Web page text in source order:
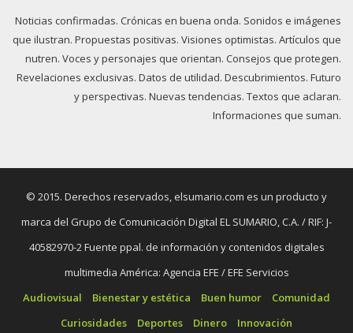
Noticias confirmadas. Crónicas en buena onda. Sonidos e imágenes
que ilustran. Propuestas positivas. Visiones optimistas. Artículos que
nutren. Voces y personajes que orientan. Consejos que protegen.
Revelaciones exclusivas. Datos de utilidad. Descubrimientos. Futuro
y perspectivas. Nuevas tendencias. Textos que aclaran.
Informaciones que suman.
© 2015. Derechos reservados, elsumario.com es un producto y
marca del Grupo de Comunicación Digital EL SUMARIO, C.A. / RIF: J-
40582970-2 Fuente ppal. de información y contenidos digitales
multimedia América: Agencia EFE / EFE Servicios
Audiovisual
Bienestar y estética Buen humor
Comunidad
Curiosidades
Deportes Dinero Innovación